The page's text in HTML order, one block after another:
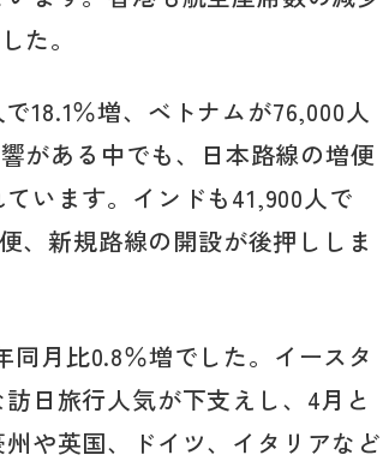
た。
18.1％増、ベトナムが76,000人
がある中でも、日本路線の増便
います。インドも41,900人で
、新規路線の開設が後押ししま
同月比0.8％増でした。イースタ
日旅行人気が下支えし、4月と
や英国、ドイツ、イタリアなど